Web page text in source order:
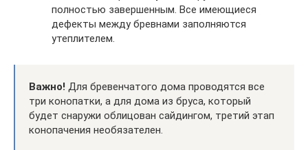
полностью завершенным. Все имеющиеся
дефекты между бревнами заполняются
утеплителем.
Важно! Для бревенчатого дома проводятся все
три конопатки, а для дома из бруса, который
будет снаружи облицован сайдингом, третий этап
конопачения необязателен.